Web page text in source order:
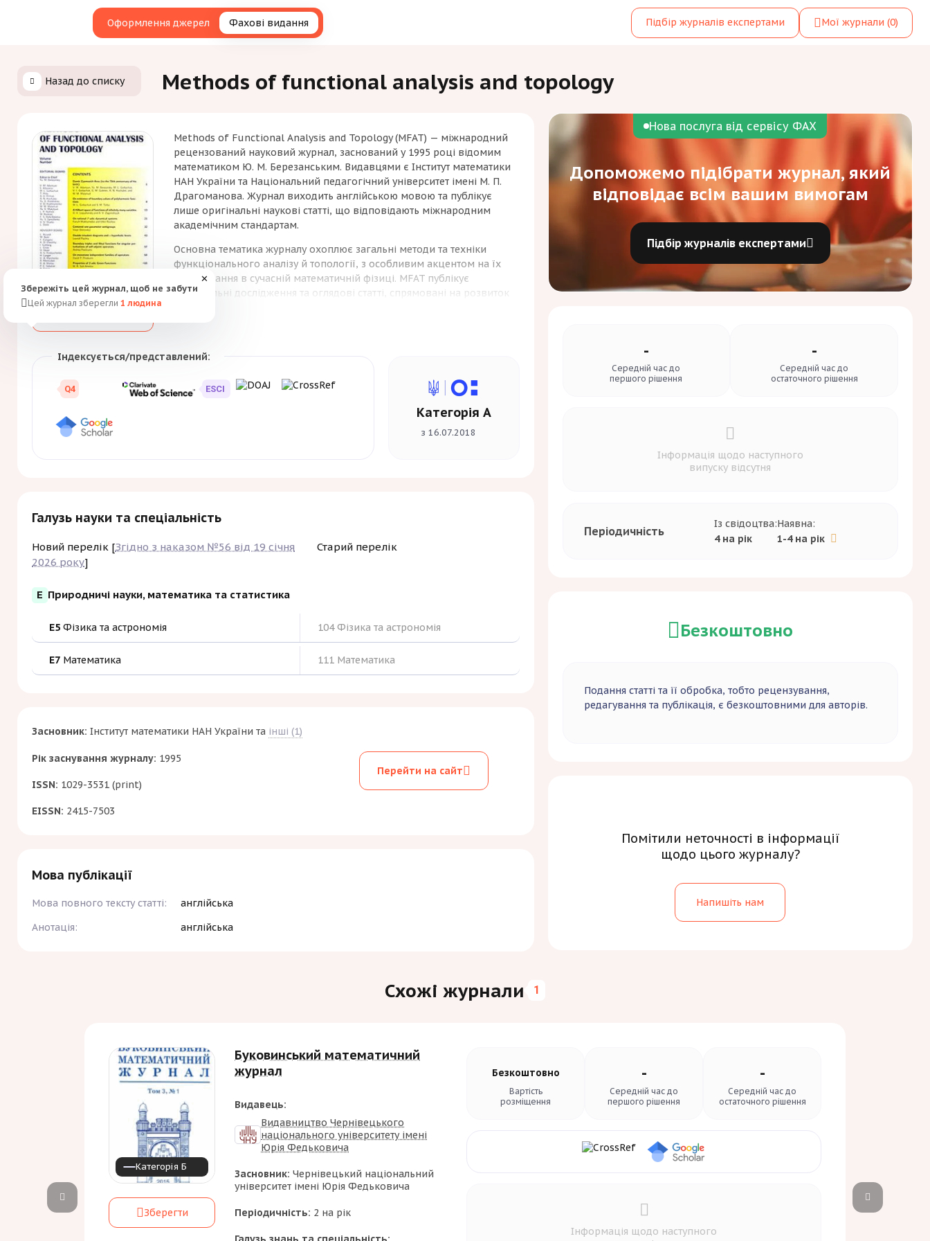
Оформлення джерел Фахові видання Підбір журналів експертами Мої журнали (0)
Назад до списку Methods of functional analysis and topology
Methods of Functional Analysis and Topology (MFAT) — міжнародний
рецензований науковий журнал, заснований у 1995 році відомим
математиком Ю. М. Березанським. Видавцями є Інститут математики
НАН України та Національний педагогічний університет імені М. П.
Драгоманова. Журнал виходить англійською мовою та публікує
лише оригінальні наукові статті, що відповідають міжнародним
академічним стандартам.
Основна тематика журналу охоплює загальні методи та техніки
функціонального аналізу й топології, з особливим акцентом на їх
застосування в сучасній математичній фізиці. MFAT публікує
оригінальні дослідження та оглядові статті, спрямовані на розвиток
Індексується/представлений:
Q4 ESCI
Категорія А
з 16.07.2018
Галузь науки та спеціальність
Новий перелік [Згідно з наказом №56 від 19 січня
2026 року]
Старий перелік
E Природничі науки, математика та статистика
E5 Фізика та астрономія 104 Фізика та астрономія
E7 Математика 111 Математика
Засновник: Інститут математики НАН України та інші (1)
Рік заснування журналу: 1995
ISSN: 1029-3531 (print)
EISSN: 2415-7503
Перейти на сайт
Мова публікації
Мова повного тексту статті:
англійська
Анотація:
англійська
Нова послуга від сервісу ФАХ
Допоможемо підібрати журнал, який
відповідає всім вашим вимогам
Підбір журналів експертами
-
Середній час до
першого рішення
-
Середній час до
остаточного рішення
Інформація щодо наступного
випуску відсутня
Періодичність
Із свідоцтва:
4 на рік
Наявна:
1-4 на рік
Безкоштовно
Подання статті та її обробка, тобто рецензування,
редагування та публікація, є безкоштовними для авторів.
Помітили неточності в інформації
щодо цього журналу?
Напишіть нам
Схожі журнали 1
Категорія Б
Зберегти
Буковинський математичний
журнал
Видавець:
Видавництво Чернівецького
національного університету імені
Юрія Федьковича
Засновник: Чернівецький національний
університет імені Юрія Федьковича
Періодичність: 2 на рік
Безкоштовно
Вартість
розміщення
-
Середній час до
першого рішення
-
Середній час до
остаточного рішення
Інформація щодо наступного
Збережіть цей журнал, щоб не забути
Цей журнал зберегли 1 людина
✕